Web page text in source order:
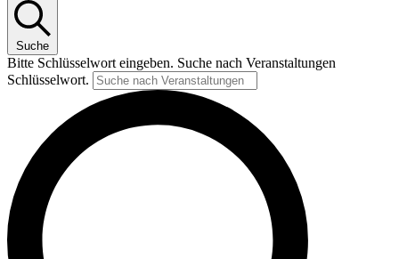
Suche
Bitte Schlüsselwort eingeben. Suche nach Veranstaltungen
Schlüsselwort.